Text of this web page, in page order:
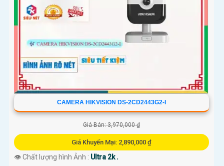
CAMERA HIKVISION DS-2CD2443G2-I
Giá Bán: 3,970,000 ₫
Giá Khuyến Mại: 2,890,000 ₫
👁 Chất lượng hình Ảnh : Ultra 2k .